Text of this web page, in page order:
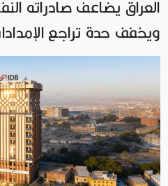
العراق يضاعف صادراته
ويخفف حدة تراجع